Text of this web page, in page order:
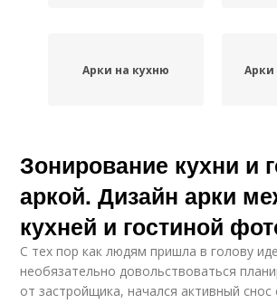
Арки на кухню Арки
Аравийские арки
Зонирование кухни и
аркой. Дизайн арки
кухней и гостиной
С тех пор как людям пришла в голову
необязательно довольствоваться
от застройщика, начался активный снос